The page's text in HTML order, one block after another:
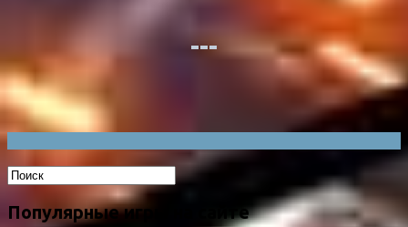
Популярные игры на сайте